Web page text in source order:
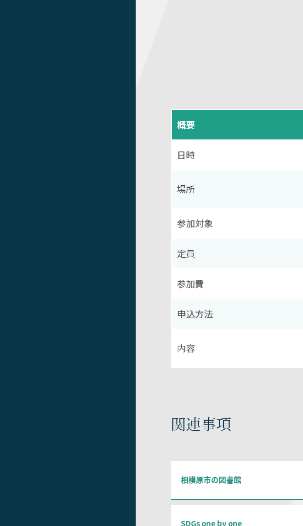
概要
日時
場所
参加対象
定員
参加費
申込方法
内容
関連事項
相模原市の図書館
SDGs one by one